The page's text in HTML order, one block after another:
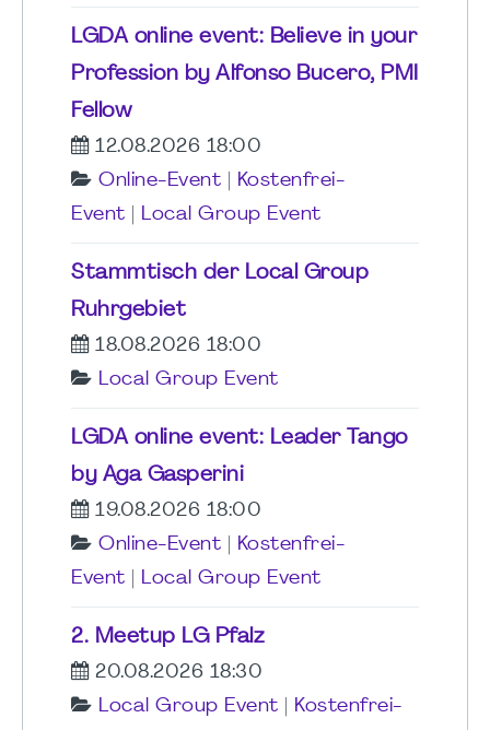
LGDA online event: Believe in your
Profession by Alfonso Bucero, PMI
Fellow
12.08.2026 18:00
Online-Event
Kostenfrei-
Event
Local Group Event
Stammtisch der Local Group
Ruhrgebiet
18.08.2026 18:00
Local Group Event
LGDA online event: Leader Tango
by Aga Gasperini
19.08.2026 18:00
Online-Event
Kostenfrei-
Event
Local Group Event
2. Meetup LG Pfalz
20.08.2026 18:30
Local Group Event
Kostenfrei-